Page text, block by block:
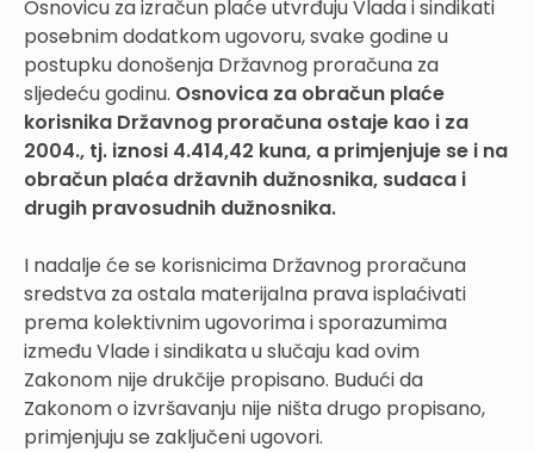
Osnovicu za izračun plaće utvrđuju Vlada i sindikati
posebnim dodatkom ugovoru, svake godine u
postupku donošenja Državnog proračuna za
sljedeću godinu. Osnovica za obračun plaće
korisnika Državnog proračuna ostaje kao i za
2004., tj. iznosi 4.414,42 kuna, a primjenjuje se i na
obračun plaća državnih dužnosnika, sudaca i
drugih pravosudnih dužnosnika.
I nadalje će se korisnicima Državnog proračuna
sredstva za ostala materijalna prava isplaćivati
prema kolektivnim ugovorima i sporazumima
između Vlade i sindikata u slučaju kad ovim
Zakonom nije drukčije propisano. Budući da
Zakonom o izvršavanju nije ništa drugo propisano,
primjenjuju se zaključeni ugovori.